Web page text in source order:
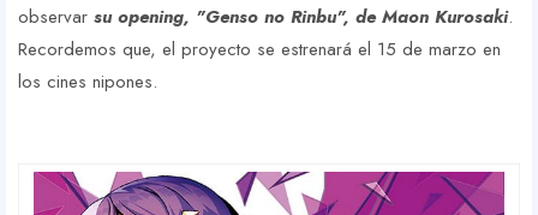
observar su opening, "Genso no Rinbu", de Maon Kurosaki.
Recordemos que, el proyecto se estrenará el 15 de marzo en
los cines nipones.